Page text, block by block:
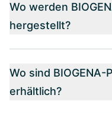
Wo werden
hergestellt?
Wo sind BIOGENA-
erhältlich?